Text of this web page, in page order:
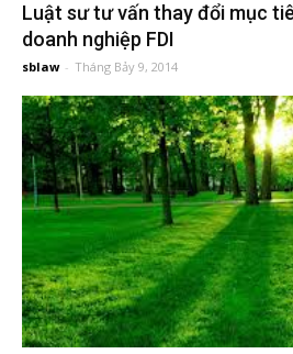
hữu
tuệ
Luật sư tư vấn thay đổi mục
doanh nghiệp FDI
sblaw - Tháng Bảy 9, 2014